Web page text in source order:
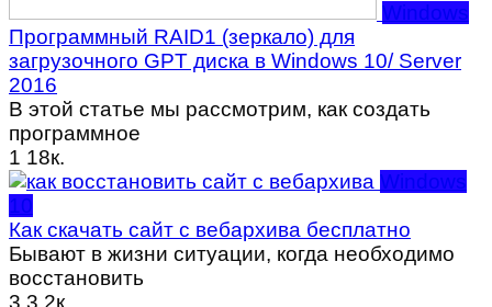
Windows
Программный RAID1 (зеркало) для
загрузочного GPT диска в Windows 10/ Server
2016
В этой статье мы рассмотрим, как создать
программное
1 18к.
Windows
10
Как скачать сайт с вебархива бесплатно
Бывают в жизни ситуации, когда необходимо
восстановить